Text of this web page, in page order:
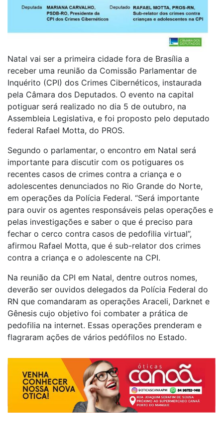
Natal vai ser a primeira cidade fora de Brasília a
receber uma reunião da Comissão Parlamentar de
Inquérito (CPI) dos Crimes Cibernéticos, instaurada
pela Câmara dos Deputados. O evento na capital
potiguar será realizado no dia 5 de outubro, na
Assembleia Legislativa, e foi proposto pelo deputado
federal Rafael Motta, do PROS.
Segundo o parlamentar, o encontro em Natal será
importante para discutir com os potiguares os
recentes casos de crimes contra a criança e o
adolescentes denunciados no Rio Grande do Norte,
em operações da Polícia Federal. “Será importante
para ouvir os agentes responsáveis pelas operações e
pelas investigações e saber o que é preciso para
fechar o cerco contra casos de pedofilia virtual”,
afirmou Rafael Motta, que é sub-relator dos crimes
contra a criança e o adolescente na CPI.
Na reunião da CPI em Natal, dentre outros nomes,
deverão ser ouvidos delegados da Polícia Federal do
RN que comandaram as operações Araceli, Darknet e
Gênesis cujo objetivo foi combater a prática de
pedofilia na internet. Essas operações prenderam e
flagraram ações de vários pedófilos no Estado.